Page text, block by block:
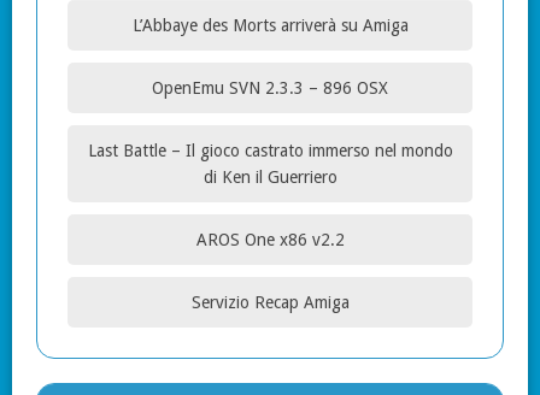
L’Abbaye des Morts arriverà su Amiga
OpenEmu SVN 2.3.3 – 896 OSX
Last Battle – Il gioco castrato immerso nel mondo
di Ken il Guerriero
AROS One x86 v2.2
Servizio Recap Amiga